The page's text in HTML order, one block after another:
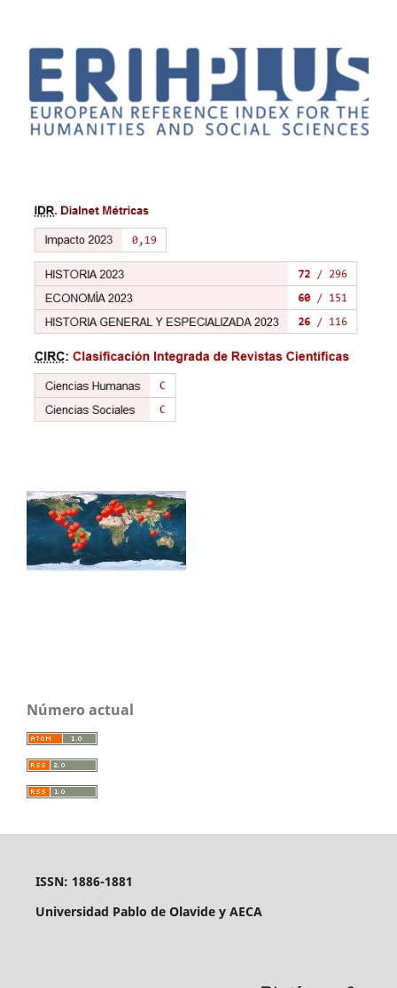
Número actual
ISSN: 1886-1881
Universidad Pablo de Olavide y AECA